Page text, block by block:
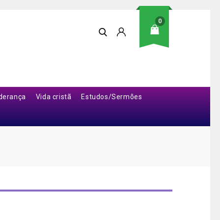
0
Vida cristã Estudos/Sermões